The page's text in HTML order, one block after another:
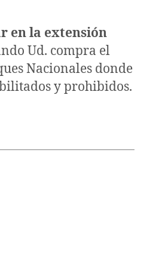
en la extensión
Ud. compra el
Nacionales donde
y prohibidos.